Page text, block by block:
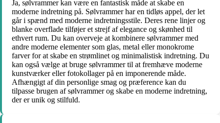
Ja, sølvrammer kan være en fantastisk måde at skabe en
moderne indretning på. Sølvrammer har en tidløs appel, der let
går i spænd med moderne indretningsstile. Deres rene linjer og
blanke overflade tilføjer et strejf af elegance og skønhed til
ethvert rum. Du kan overveje at kombinere sølvrammer med
andre moderne elementer som glas, metal eller monokrome
farver for at skabe en strømlinet og minimalistisk indretning. Du
kan også vælge at bruge sølvrammer til at fremhæve moderne
kunstværker eller fotokollager på en imponerende måde.
Afhængigt af din personlige smag og præference kan du
tilpasse brugen af sølvrammer og skabe en moderne indretning,
der er unik og stilfuld.